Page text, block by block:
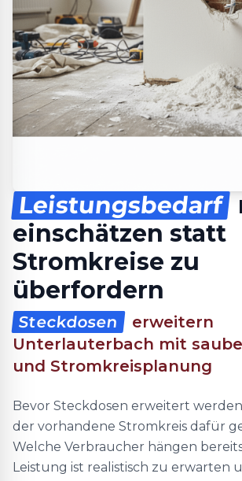
Leistungsbedarf
einschätzen statt
Stromkreise zu
überfordern
Steckdosen
erweitern
Unterlauterbach mit
und Stromkreisplanung
Bevor Steckdosen erweitert
der vorhandene Stromkreis dafür
Welche Verbraucher hängen
Leistung ist realistisch zu erwarten